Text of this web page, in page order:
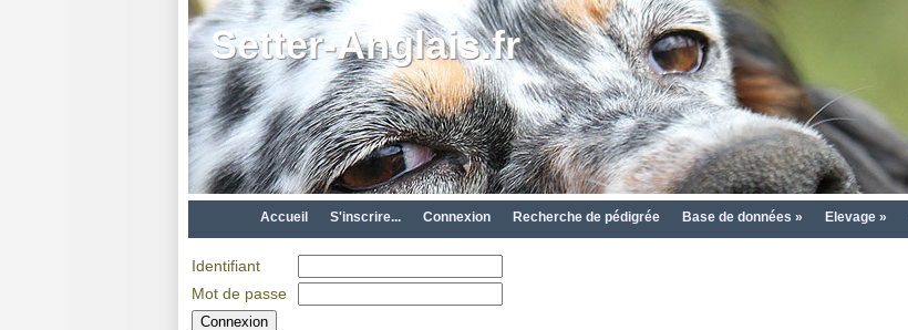
Setter-Anglais.fr
Accueil S'inscrire... Connexion Recherche de pédigrée Base de données » Elevage »
Identifiant
Mot de passe